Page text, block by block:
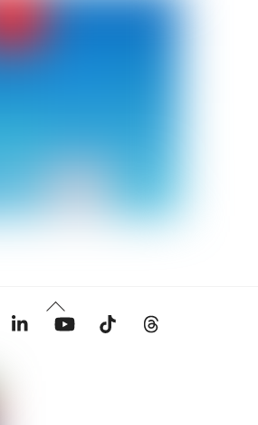
Back
To
InstagramLinkedin YouTube Tiktok